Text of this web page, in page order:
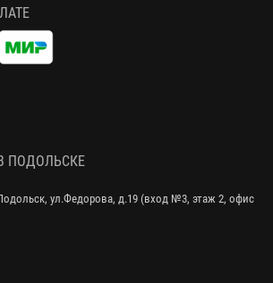
ПОДОЛЬСКЕ
ул.Федорова, д.19 (вход №3, этаж 2, офис